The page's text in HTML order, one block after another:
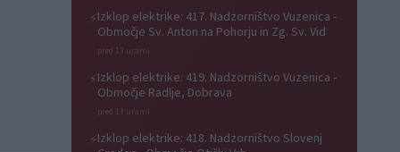
⚡Izklop elektrike: 417. Nadzorništvo Vuzenica -
Območje Sv. Anton na Pohorju in Zg. Sv. Vid
pred 13 urami
⚡Izklop elektrike: 419. Nadzorništvo Vuzenica -
Območje Radlje, Dobrava
pred 13 urami
⚡Izklop elektrike: 418. Nadzorništvo Slovenj